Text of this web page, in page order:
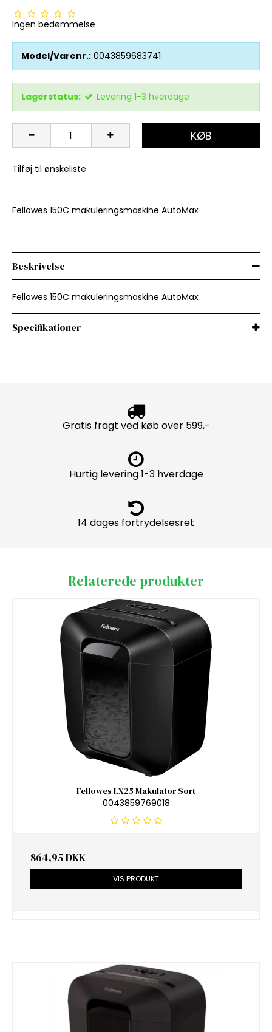
Ingen bedømmelse
Model/Varenr.: 0043859683741
Lagerstatus: Levering 1-3 hverdage
KØB
Tilføj til ønskeliste
Fellowes 150C makuleringsmaskine AutoMax
Beskrivelse
Fellowes 150C makuleringsmaskine AutoMax
Specifikationer
Gratis fragt ved køb over 599,-
Hurtig levering 1-3 hverdage
14 dages fortrydelsesret
Relaterede produkter
Fellowes LX25 Makulator Sort
0043859769018
864,95 DKK
VIS PRODUKT